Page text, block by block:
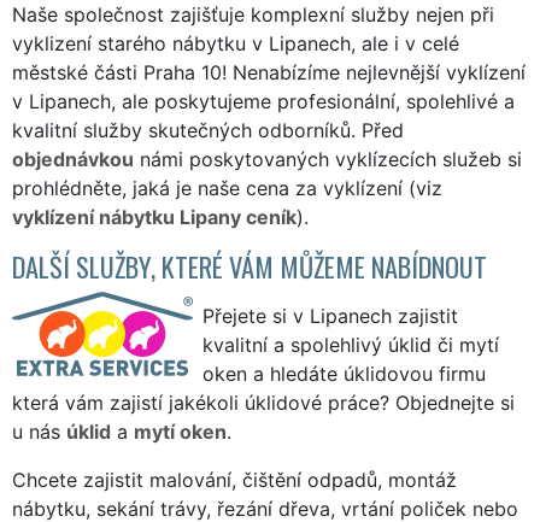
Naše společnost zajišťuje komplexní služby nejen při
vyklizení starého nábytku v Lipanech, ale i v celé
městské části Praha 10! Nenabízíme nejlevnější vyklízení
v Lipanech, ale poskytujeme profesionální, spolehlivé a
kvalitní služby skutečných odborníků. Před
objednávkou námi poskytovaných vyklízecích služeb si
prohlédněte, jaká je naše cena za vyklízení (viz
vyklízení nábytku Lipany ceník).
DALŠÍ SLUŽBY, KTERÉ VÁM MŮŽEME NABÍDNOUT
Přejete si v Lipanech zajistit
kvalitní a spolehlivý úklid či mytí
oken a hledáte úklidovou firmu
která vám zajistí jakékoli úklidové práce? Objednejte si
u nás úklid a mytí oken.
Chcete zajistit malování, čištění odpadů, montáž
nábytku, sekání trávy, řezání dřeva, vrtání poliček nebo